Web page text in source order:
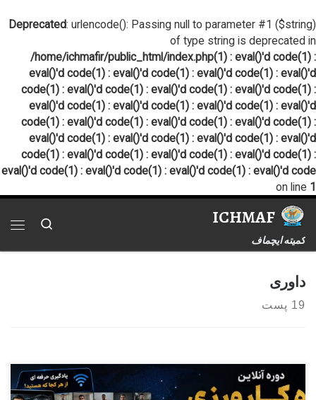
Deprecated: urlencode(): Passing null to parameter #1 ($string)
of type string is deprecated in
/home/ichmafir/public_html/index.php(1) : eval()'d code(1) :
eval()'d code(1) : eval()'d code(1) : eval()'d code(1) : eval()'d
code(1) : eval()'d code(1) : eval()'d code(1) : eval()'d code(1) :
eval()'d code(1) : eval()'d code(1) : eval()'d code(1) : eval()'d
code(1) : eval()'d code(1) : eval()'d code(1) : eval()'d code(1) :
eval()'d code(1) : eval()'d code(1) : eval()'d code(1) : eval()'d
code(1) : eval()'d code(1) : eval()'d code(1) : eval()'d code(1) :
eval()'d code(1) : eval()'d code(1) : eval()'d code(1) : eval()'d code
on line 1
پرش به محتوا
ICHMAF
کمیته ایچماف
Search
داوری
19 پست